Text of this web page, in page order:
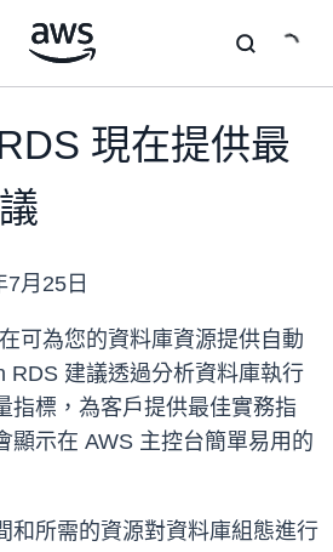
現在提供最
7月25日
可為您的資料庫資源提供自動
RDS 建議透過分析資料庫執行
指標，為客戶提供最佳實務指
顯示在 AWS 主控台簡單易用的
和所需的資源對資料庫組態進行